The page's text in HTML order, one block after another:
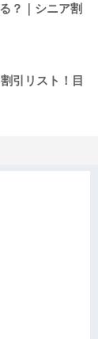
？｜シニア割
引リスト！目